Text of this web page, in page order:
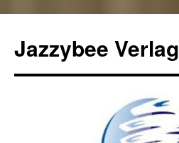
Jazzybee Verlag